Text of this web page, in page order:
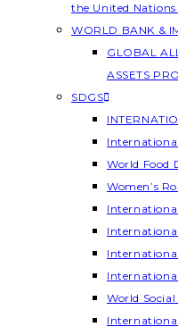
the United Nations
WORLD BANK &
GLOBAL
ASSETS
SDGS
World Food
Women’s
World